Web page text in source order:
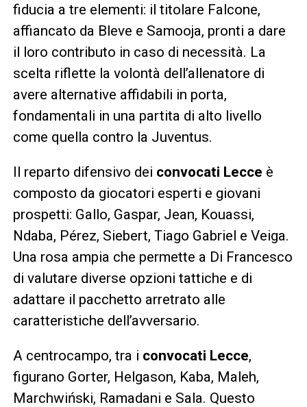
fiducia a tre elementi: il titolare Falcone,
affiancato da Bleve e Samooja, pronti a dare
il loro contributo in caso di necessità. La
scelta riflette la volontà dell’allenatore di
avere alternative affidabili in porta,
fondamentali in una partita di alto livello
come quella contro la Juventus.
Il reparto difensivo dei convocati Lecce è
composto da giocatori esperti e giovani
prospetti: Gallo, Gaspar, Jean, Kouassi,
Ndaba, Pérez, Siebert, Tiago Gabriel e Veiga.
Una rosa ampia che permette a Di Francesco
di valutare diverse opzioni tattiche e di
adattare il pacchetto arretrato alle
caratteristiche dell’avversario.
A centrocampo, tra i convocati Lecce,
figurano Gorter, Helgason, Kaba, Maleh,
Marchwiński, Ramadani e Sala. Questo